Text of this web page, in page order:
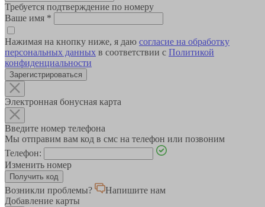
Требуется подтверждение по номеру
Ваше имя *
Нажимая на кнопку ниже, я даю согласие на обработку
персональных данных в соответствии с Политикой
конфиденциальности
Зарегистрироваться
Электронная бонусная карта
Введите номер телефона
Мы отправим вам код в смс на телефон или позвоним
Телефон:
Изменить номер
Возникли проблемы?
Напишите нам
Добавление карты